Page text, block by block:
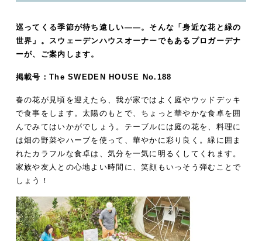
巡ってくる季節が待ち遠しい――。そんな「身近な花と緑の
世界」。スウェーデンハウスオーナーでもあるプロガーデナ
ーが、ご案内します。
掲載号： The SWEDEN HOUSE No.188
春の花が見頃を迎えたら、我が家ではよく庭やウッドデッキ
で食事をします。太陽のもとで、ちょっと華やかな食卓を囲
んでみてはいかがでしょう。テーブルには庭の花を、料理に
は畑の野菜やハーブを使って、華やかに彩り良く。緑に囲ま
れたカラフルな食卓は、気分を一気に明るくしてくれます。
家族や友人との心地よい時間に、笑顔もいっそう弾むことで
しょう！